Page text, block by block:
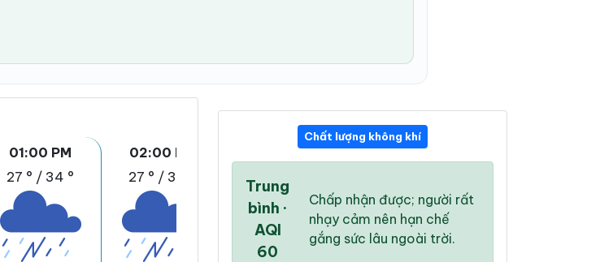
01:00 PM
27 ° / 34 °
02:00 PM
27 ° / 34 °
03:00 PM
27 °
04:00 PM
Chất lượng không khí
Trung
bình ·
AQI
60
Chấp nhận được; người rất
nhạy cảm nên hạn chế
gắng sức lâu ngoài trời.